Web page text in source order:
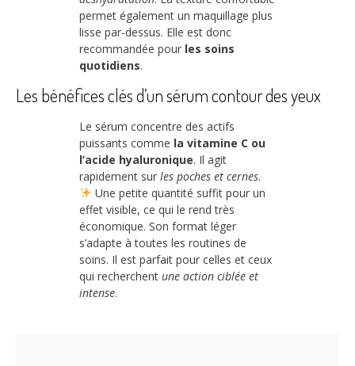
permet également un maquillage plus
lisse par-dessus. Elle est donc
recommandée pour les soins
quotidiens.
Les bénéfices clés d’un sérum contour des yeux
Le sérum concentre des actifs
puissants comme la vitamine C ou
l’acide hyaluronique. Il agit
rapidement sur les poches et cernes.
Une petite quantité suffit pour un
effet visible, ce qui le rend très
économique. Son format léger
s’adapte à toutes les routines de
soins. Il est parfait pour celles et ceux
qui recherchent une action ciblée et
intense.